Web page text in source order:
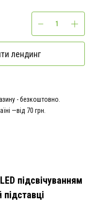
лендинг
- безкоштовно.
—від 70 грн.
підсвічуванням
підставці